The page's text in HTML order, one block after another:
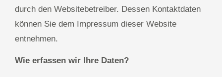
durch den Websitebetreiber. Dessen Kontaktdaten
können Sie dem Impressum dieser Website
entnehmen.
Wie erfassen wir Ihre Daten?